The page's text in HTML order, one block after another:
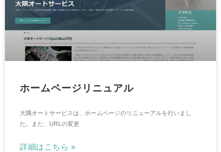
ホームページリニュアル
大隅オートサービスは、ホームページのリニューアルを行いまし
た。また、URLの変更
詳細はこちら »